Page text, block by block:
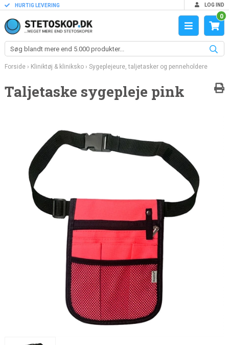
HURTIG LEVERING LOG IND
0
Forside› Kliniktøj & kliniksko› Sygeplejeure, taljetasker og penneholdere
Taljetaske sygepleje pink